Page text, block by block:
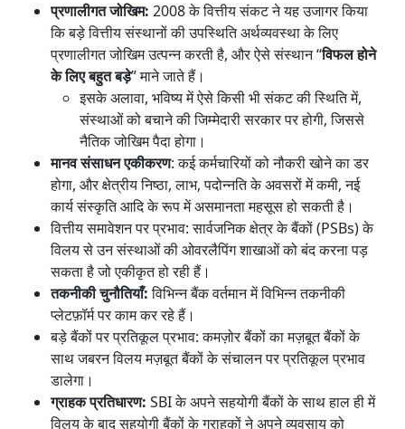
प्रणालीगत जोखिम: 2008 के वित्तीय संकट ने यह उजागर किया
कि बड़े वित्तीय संस्थानों की उपस्थिति अर्थव्यवस्था के लिए
प्रणालीगत जोखिम उत्पन्न करती है, और ऐसे संस्थान “विफल होने
के लिए बहुत बड़े” माने जाते हैं।
इसके अलावा, भविष्य में ऐसे किसी भी संकट की स्थिति में,
संस्थाओं को बचाने की जिम्मेदारी सरकार पर होगी, जिससे
नैतिक जोखिम पैदा होगा।
मानव संसाधन एकीकरण: कई कर्मचारियों को नौकरी खोने का डर
होगा, और क्षेत्रीय निष्ठा, लाभ, पदोन्नति के अवसरों में कमी, नई
कार्य संस्कृति आदि के रूप में असमानता महसूस हो सकती है।
वित्तीय समावेशन पर प्रभाव: सार्वजनिक क्षेत्र के बैंकों (PSBs) के
विलय से उन संस्थाओं की ओवरलैपिंग शाखाओं को बंद करना पड़
सकता है जो एकीकृत हो रही हैं।
तकनीकी चुनौतियाँ:विभिन्न बैंक वर्तमान में विभिन्न तकनीकी
प्लेटफ़ॉर्म पर काम कर रहे हैं।
बड़े बैंकों पर प्रतिकूल प्रभाव: कमज़ोर बैंकों का मज़बूत बैंकों के
साथ जबरन विलय मज़बूत बैंकों के संचालन पर प्रतिकूल प्रभाव
डालेगा।
ग्राहक प्रतिधारण: SBI के अपने सहयोगी बैंकों के साथ हाल ही में
विलय के बाद सहयोगी बैंकों के ग्राहकों ने अपने व्यवसाय को